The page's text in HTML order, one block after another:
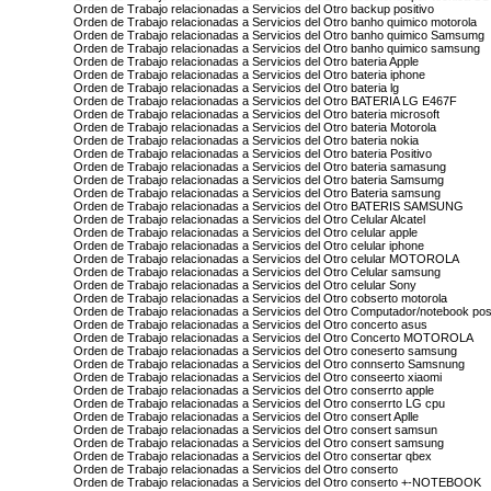
Orden de Trabajo relacionadas a Servicios del Otro backup positivo
Orden de Trabajo relacionadas a Servicios del Otro banho quimico motorola
Orden de Trabajo relacionadas a Servicios del Otro banho quimico Samsumg
Orden de Trabajo relacionadas a Servicios del Otro banho quimico samsung
Orden de Trabajo relacionadas a Servicios del Otro bateria Apple
Orden de Trabajo relacionadas a Servicios del Otro bateria iphone
Orden de Trabajo relacionadas a Servicios del Otro bateria lg
Orden de Trabajo relacionadas a Servicios del Otro BATERIA LG E467F
Orden de Trabajo relacionadas a Servicios del Otro bateria microsoft
Orden de Trabajo relacionadas a Servicios del Otro bateria Motorola
Orden de Trabajo relacionadas a Servicios del Otro bateria nokia
Orden de Trabajo relacionadas a Servicios del Otro bateria Positivo
Orden de Trabajo relacionadas a Servicios del Otro bateria samasung
Orden de Trabajo relacionadas a Servicios del Otro bateria Samsumg
Orden de Trabajo relacionadas a Servicios del Otro Bateria samsung
Orden de Trabajo relacionadas a Servicios del Otro BATERIS SAMSUNG
Orden de Trabajo relacionadas a Servicios del Otro Celular Alcatel
Orden de Trabajo relacionadas a Servicios del Otro celular apple
Orden de Trabajo relacionadas a Servicios del Otro celular iphone
Orden de Trabajo relacionadas a Servicios del Otro celular MOTOROLA
Orden de Trabajo relacionadas a Servicios del Otro Celular samsung
Orden de Trabajo relacionadas a Servicios del Otro celular Sony
Orden de Trabajo relacionadas a Servicios del Otro cobserto motorola
Orden de Trabajo relacionadas a Servicios del Otro Computador/notebook
Orden de Trabajo relacionadas a Servicios del Otro concerto asus
Orden de Trabajo relacionadas a Servicios del Otro Concerto MOTOROLA
Orden de Trabajo relacionadas a Servicios del Otro coneserto samsung
Orden de Trabajo relacionadas a Servicios del Otro connserto Samsnung
Orden de Trabajo relacionadas a Servicios del Otro conseerto xiaomi
Orden de Trabajo relacionadas a Servicios del Otro conserrto apple
Orden de Trabajo relacionadas a Servicios del Otro conserrto LG cpu
Orden de Trabajo relacionadas a Servicios del Otro consert Aplle
Orden de Trabajo relacionadas a Servicios del Otro consert samsun
Orden de Trabajo relacionadas a Servicios del Otro consert samsung
Orden de Trabajo relacionadas a Servicios del Otro consertar qbex
Orden de Trabajo relacionadas a Servicios del Otro conserto
Orden de Trabajo relacionadas a Servicios del Otro conserto +-NOTEBOOK